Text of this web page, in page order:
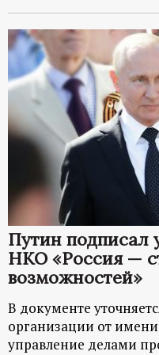
Путин подписал
НКО «Россия —
возможностей»
В документе
организации от имени
управление делами